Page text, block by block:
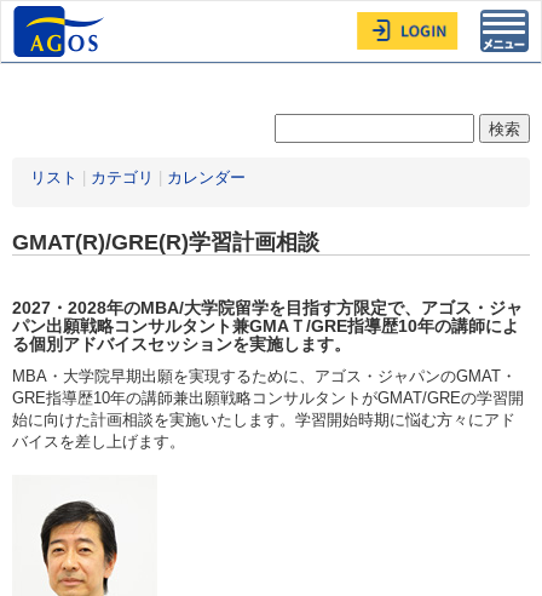
リスト カテゴリ カレンダー
GMAT(R)/GRE(R)学習計画相談
2027・2028年のMBA/大学院留学を目指す方限定で、アゴス・ジャ
パン出願戦略コンサルタント兼GMAＴ/GRE指導歴10年の講師によ
る個別アドバイスセッションを実施します。
MBA・大学院早期出願を実現するために、アゴス・ジャパンのGMAT・
GRE指導歴10年の講師兼出願戦略コンサルタントがGMAT/GREの学習開
始に向けた計画相談を実施いたします。学習開始時期に悩む方々にアド
バイスを差し上げます。